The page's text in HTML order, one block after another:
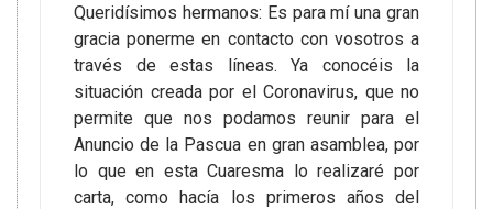
Queridísimos hermanos: Es para mí una gran
gracia ponerme en contacto con vosotros a
través de estas líneas. Ya conocéis la
situación creada por el Coronavirus, que no
permite que nos podamos reunir para el
Anuncio de la Pascua en gran asamblea, por
lo que en esta Cuaresma lo realizaré por
carta, como hacía los primeros años del